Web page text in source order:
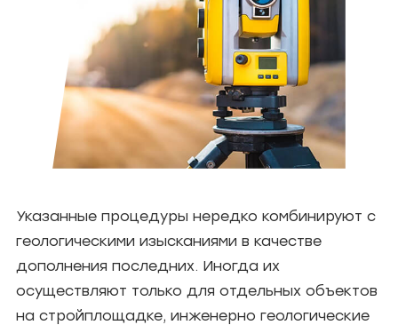
Указанные процедуры нередко комбинируют с
геологическими изысканиями в качестве
дополнения последних. Иногда их
осуществляют только для отдельных объектов
на стройплощадке, инженерно геологические